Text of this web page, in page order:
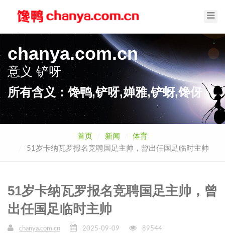
chanya.com.cn
意义铲呀
所有含义：馋鸭,铲呀,婵雅,铲蚜,馋伢
首页 新闻
体育
51岁卡纳瓦罗报名竞聘国足主帅，曾出任国足临时主帅
51岁卡纳瓦罗报名竞聘国足主帅，曾
出任国足临时主帅
chanya.com.cn 2025-09-09 89544